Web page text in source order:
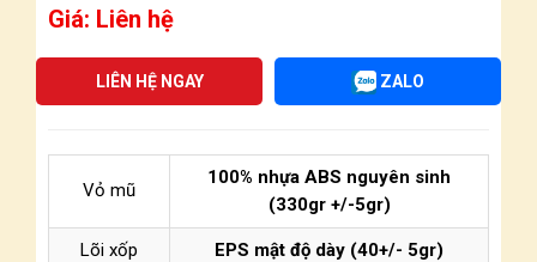
Giá: Liên hệ
LIÊN HỆ NGAY ZALO
Vỏ mũ
100% nhựa ABS nguyên sinh
(330gr +/-5gr)
Lõi xốp EPS mật độ dày (40+/- 5gr)